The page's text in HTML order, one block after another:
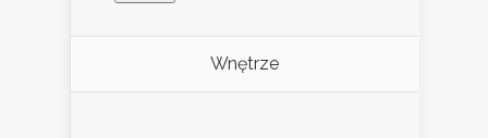
Wnętrze